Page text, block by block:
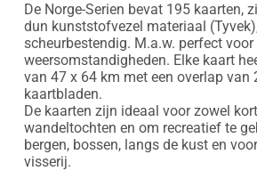
De Norge-Serien bevat 195 kaarten,
dun kunststofvezel materiaal
scheurbestendig. M.a.w. perfect voor
weersomstandigheden. Elke kaart
van 47 x 64 km met een overlap van
kaartbladen.
De kaarten zijn ideaal voor zowel
wandeltochten en om recreatief te
bergen, bossen, langs de kust en
visserij.